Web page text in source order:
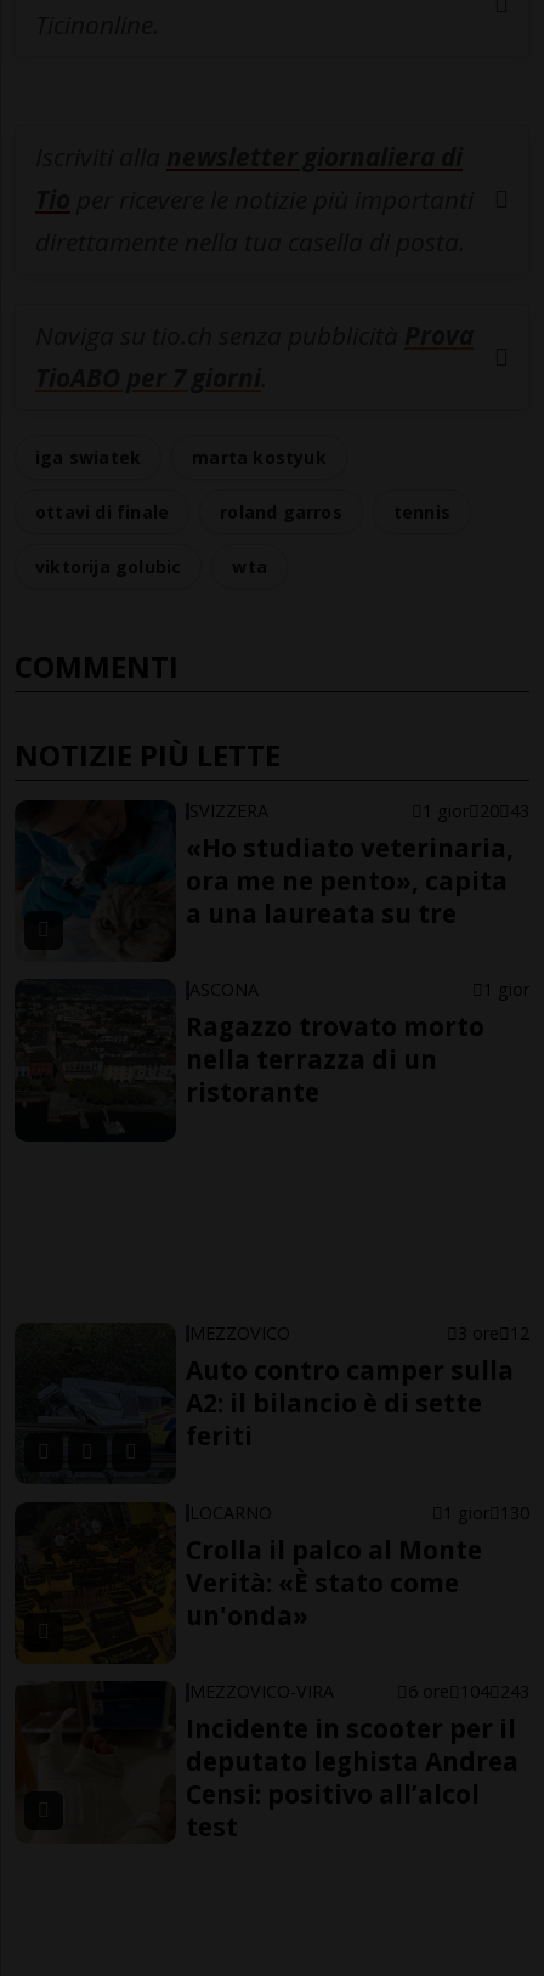
COMMENTI
NOTIZIE PIÙ LETTE
SVIZZERA 1 gior 20 43
«Ho studiato veterinaria,
ora me ne pento», capita
a una laureata su tre
ASCONA 1 gior
Ragazzo trovato morto
nella terrazza di un
ristorante
MEZZOVICO 3 ore 12
Auto contro camper sulla
A2: il bilancio è di sette
feriti
LOCARNO 1 gior 130
Crolla il palco al Monte
Verità: «È stato come
un'onda»
MEZZOVICO-VIRA 6 ore 104 243
Incidente in scooter per il
deputato leghista Andrea
Censi: positivo all’alcol
test